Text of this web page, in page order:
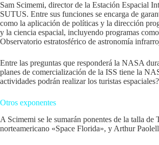
Sam Scimemi, director de la Estación Espacial
SUTUS. Entre sus funciones se encarga de
como la aplicación de políticas y la dirección
y la ciencia espacial, incluyendo programas
Observatorio estratosférico de astronomía
Entre las preguntas que responderá la NASA
planes de comercialización de la ISS tiene la
actividades podrán realizar los turistas
Otros exponentes
A Scimemi se le sumarán ponentes de la talla
norteamericano «Space Florida», y Arthur